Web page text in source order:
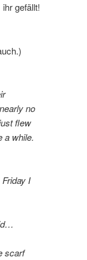
gefällt!
no
flew
a while.
I
scarf